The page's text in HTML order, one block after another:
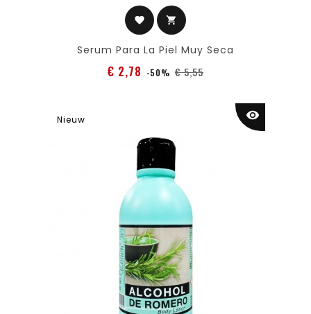
favorite shopping_cart
Serum Para La Piel Muy Seca
€ 2,78 Normale
-50% € 5,55Prijs
Nieuw visibility